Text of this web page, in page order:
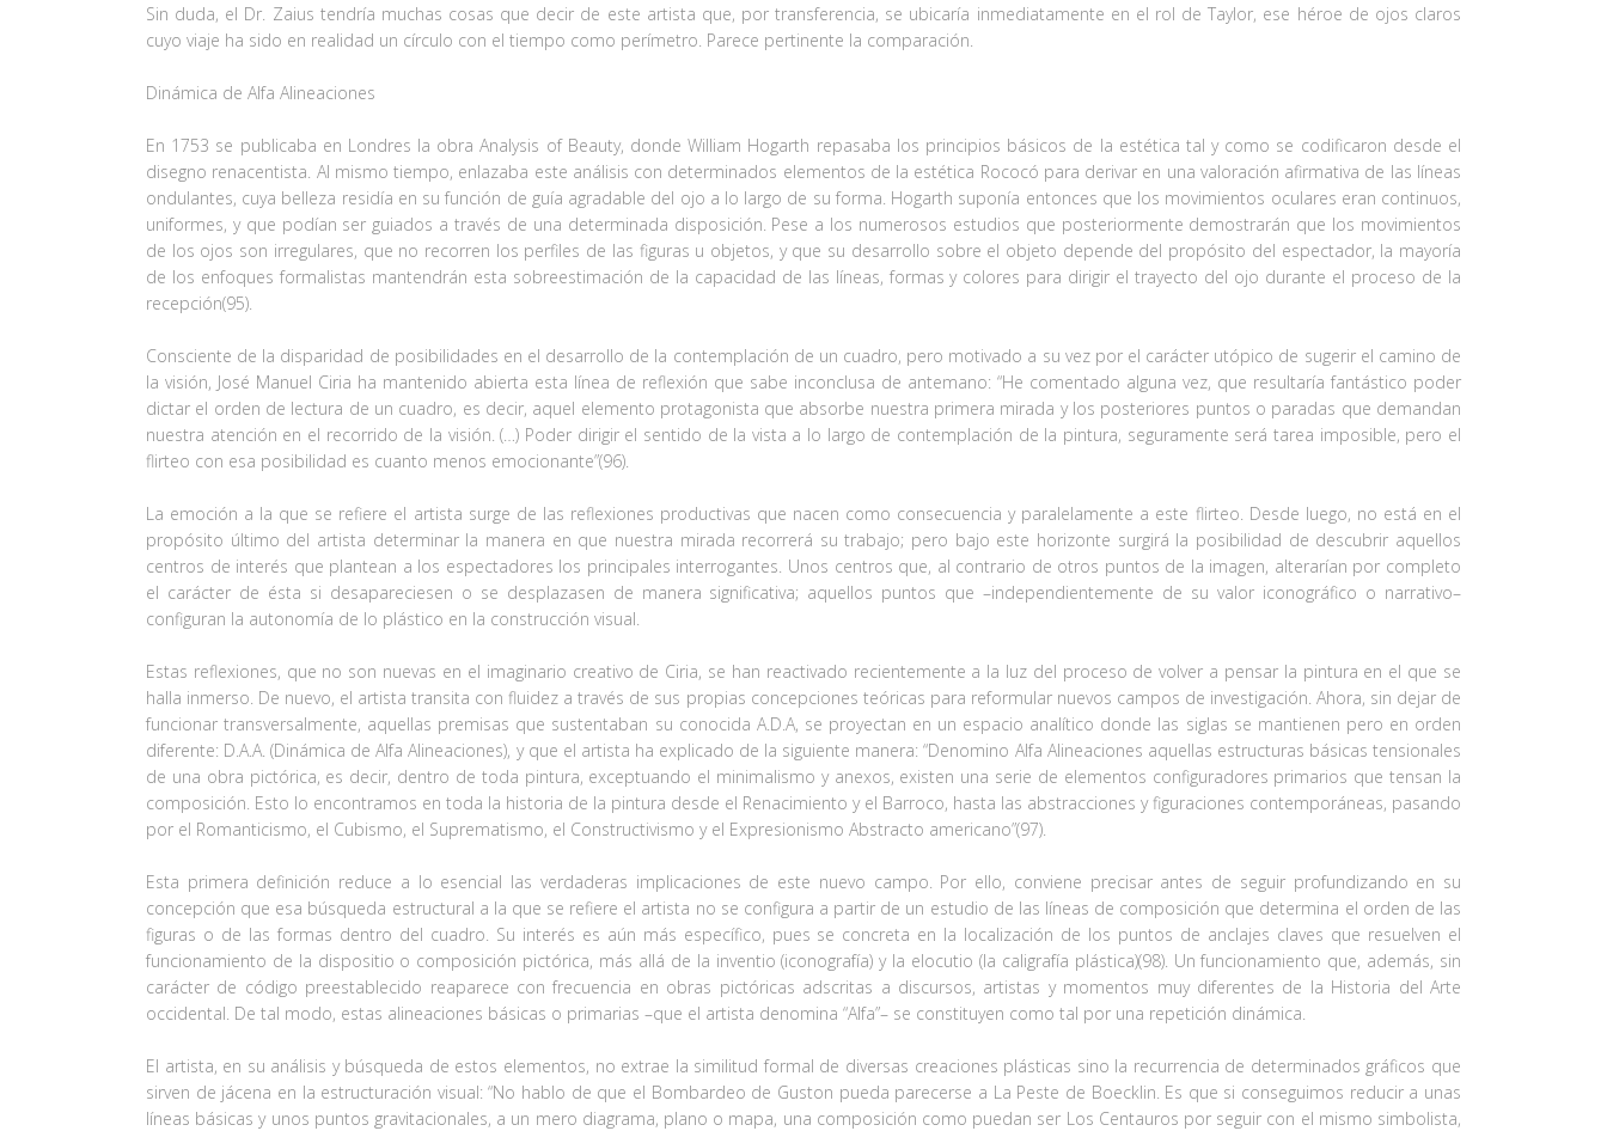
Sin duda, el Dr. Zaius tendría muchas cosas que decir de este artista que, por transferencia, se ubicaría inmediatamente en el rol de Taylor, ese héroe de ojos claros
cuyo viaje ha sido en realidad un círculo con el tiempo como perímetro. Parece pertinente la comparación.
Dinámica de Alfa Alineaciones
En 1753 se publicaba en Londres la obra Analysis of Beauty, donde William Hogarth repasaba los principios básicos de la estética tal y como se codificaron desde el
disegno renacentista. Al mismo tiempo, enlazaba este análisis con determinados elementos de la estética Rococó para derivar en una valoración afirmativa de las líneas
ondulantes, cuya belleza residía en su función de guía agradable del ojo a lo largo de su forma. Hogarth suponía entonces que los movimientos oculares eran continuos,
uniformes, y que podían ser guiados a través de una determinada disposición. Pese a los numerosos estudios que posteriormente demostrarán que los movimientos
de los ojos son irregulares, que no recorren los perfiles de las figuras u objetos, y que su desarrollo sobre el objeto depende del propósito del espectador, la mayoría
de los enfoques formalistas mantendrán esta sobreestimación de la capacidad de las líneas, formas y colores para dirigir el trayecto del ojo durante el proceso de la
recepción(95).
Consciente de la disparidad de posibilidades en el desarrollo de la contemplación de un cuadro, pero motivado a su vez por el carácter utópico de sugerir el camino de
la visión, José Manuel Ciria ha mantenido abierta esta línea de reflexión que sabe inconclusa de antemano: “He comentado alguna vez, que resultaría fantástico poder
dictar el orden de lectura de un cuadro, es decir, aquel elemento protagonista que absorbe nuestra primera mirada y los posteriores puntos o paradas que demandan
nuestra atención en el recorrido de la visión. (…) Poder dirigir el sentido de la vista a lo largo de contemplación de la pintura, seguramente será tarea imposible, pero el
flirteo con esa posibilidad es cuanto menos emocionante”(96).
La emoción a la que se refiere el artista surge de las reflexiones productivas que nacen como consecuencia y paralelamente a este flirteo. Desde luego, no está en el
propósito último del artista determinar la manera en que nuestra mirada recorrerá su trabajo; pero bajo este horizonte surgirá la posibilidad de descubrir aquellos
centros de interés que plantean a los espectadores los principales interrogantes. Unos centros que, al contrario de otros puntos de la imagen, alterarían por completo
el carácter de ésta si desapareciesen o se desplazasen de manera significativa; aquellos puntos que –independientemente de su valor iconográfico o narrativo–
configuran la autonomía de lo plástico en la construcción visual.
Estas reflexiones, que no son nuevas en el imaginario creativo de Ciria, se han reactivado recientemente a la luz del proceso de volver a pensar la pintura en el que se
halla inmerso. De nuevo, el artista transita con fluidez a través de sus propias concepciones teóricas para reformular nuevos campos de investigación. Ahora, sin dejar de
funcionar transversalmente, aquellas premisas que sustentaban su conocida A.D.A, se proyectan en un espacio analítico donde las siglas se mantienen pero en orden
diferente: D.A.A. (Dinámica de Alfa Alineaciones), y que el artista ha explicado de la siguiente manera: “Denomino Alfa Alineaciones aquellas estructuras básicas tensionales
de una obra pictórica, es decir, dentro de toda pintura, exceptuando el minimalismo y anexos, existen una serie de elementos configuradores primarios que tensan la
composición. Esto lo encontramos en toda la historia de la pintura desde el Renacimiento y el Barroco, hasta las abstracciones y figuraciones contemporáneas, pasando
por el Romanticismo, el Cubismo, el Suprematismo, el Constructivismo y el Expresionismo Abstracto americano”(97).
Esta primera definición reduce a lo esencial las verdaderas implicaciones de este nuevo campo. Por ello, conviene precisar antes de seguir profundizando en su
concepción que esa búsqueda estructural a la que se refiere el artista no se configura a partir de un estudio de las líneas de composición que determina el orden de las
figuras o de las formas dentro del cuadro. Su interés es aún más específico, pues se concreta en la localización de los puntos de anclajes claves que resuelven el
funcionamiento de la dispositio o composición pictórica, más allá de la inventio (iconografía) y la elocutio (la caligrafía plástica)(98). Un funcionamiento que, además, sin
carácter de código preestablecido reaparece con frecuencia en obras pictóricas adscritas a discursos, artistas y momentos muy diferentes de la Historia del Arte
occidental. De tal modo, estas alineaciones básicas o primarias –que el artista denomina “Alfa”– se constituyen como tal por una repetición dinámica.
El artista, en su análisis y búsqueda de estos elementos, no extrae la similitud formal de diversas creaciones plásticas sino la recurrencia de determinados gráficos que
sirven de jácena en la estructuración visual: “No hablo de que el Bombardeo de Guston pueda parecerse a La Peste de Boecklin. Es que si conseguimos reducir a unas
líneas básicas y unos puntos gravitacionales, a un mero diagrama, plano o mapa, una composición como puedan ser Los Centauros por seguir con el mismo simbolista,